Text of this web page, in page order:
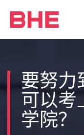
要努力
可以考
学院？